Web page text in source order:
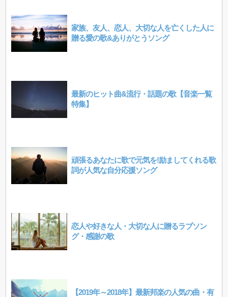
家族、友人、恋人、大切な人を亡くした人に
贈る愛の歌&ありがとうソング
最新のヒット曲&流行・話題の歌【音楽一覧
特集】
頑張るあなたに歌で元気を!励ましてくれる歌
詞が人気な自分応援ソング
恋人や好きな人・大切な人に贈るラブソン
グ・感謝の歌
【2019年～2018年】最新邦楽の人気の曲・有